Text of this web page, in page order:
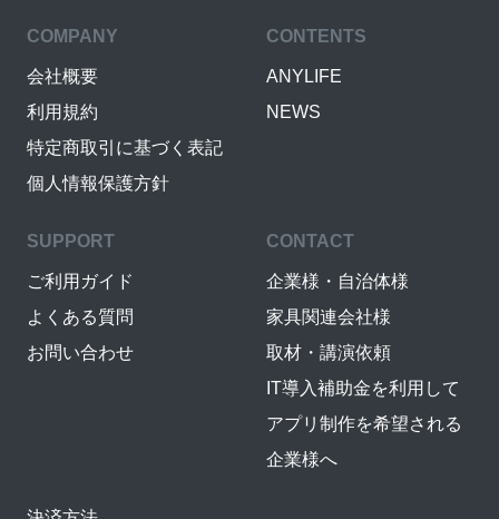
COMPANY
会社概要
利用規約
特定商取引に基づく表記
個人情報保護方針
CONTENTS
ANYLIFE
NEWS
SUPPORT
ご利用ガイド
よくある質問
お問い合わせ
CONTACT
企業様・自治体様
家具関連会社様
取材・講演依頼
IT導入補助金を利用して
アプリ制作を希望される
企業様へ